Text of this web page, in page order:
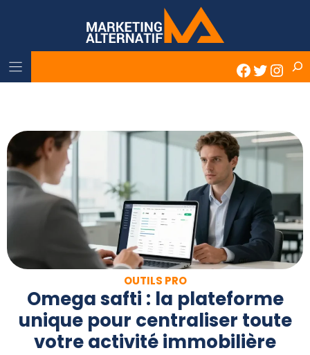
Twitter
OUTILS PRO
Omega safti : la plateforme
unique pour centraliser toute
votre activité immobilière